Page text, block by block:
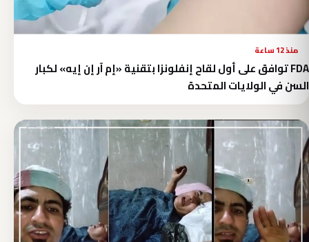
منذ 12 ساعة
FDA توافق على أول لقاح إنفلونزا بتقنية «إم آر إن إيه» لكبار
السن في الولايات المتحدة